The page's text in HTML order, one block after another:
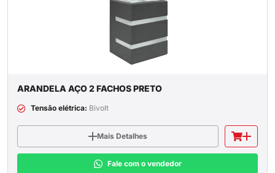
ARANDELA AÇO 2 FACHOS PRETO
Tensão elétrica: Bivolt
Mais Detalhes
Fale com o vendedor